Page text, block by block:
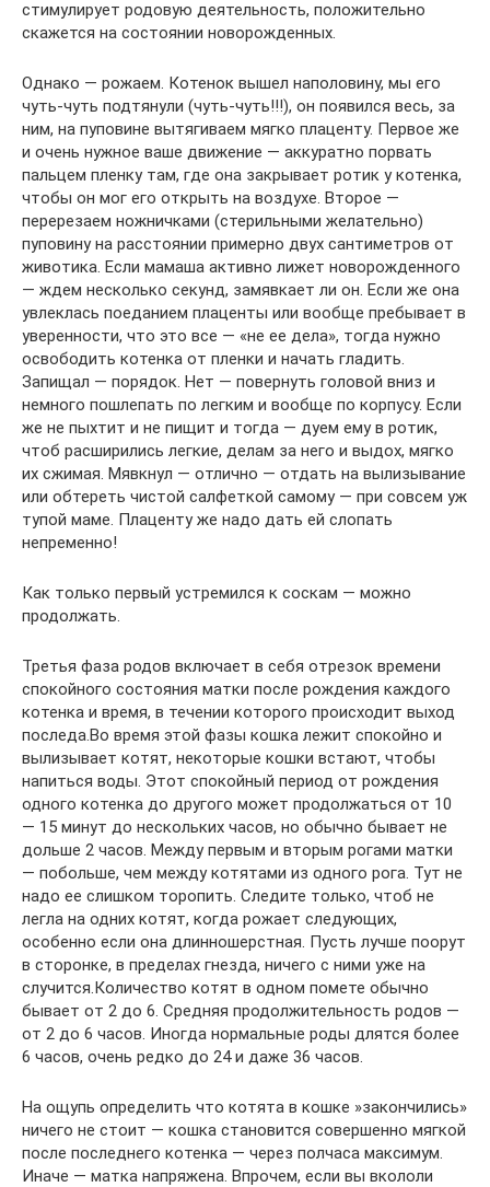
стимулирует родовую деятельность, положительно
скажется на состоянии новорожденных.
Однако — рожаем. Котенок вышел наполовину, мы его
чуть-чуть подтянули (чуть-чуть!!!), он появился весь, за
ним, на пуповине вытягиваем мягко плаценту. Первое же
и очень нужное ваше движение — аккуратно порвать
пальцем пленку там, где она закрывает ротик у котенка,
чтобы он мог его открыть на воздухе. Второе —
перерезаем ножничками (стерильными желательно)
пуповину на расстоянии примерно двух сантиметров от
животика. Если мамаша активно лижет новорожденного
— ждем несколько секунд, замявкает ли он. Если же она
увлеклась поеданием плаценты или вообще пребывает в
уверенности, что это все — «не ее дела», тогда нужно
освободить котенка от пленки и начать гладить.
Запищал — порядок. Нет — повернуть головой вниз и
немного пошлепать по легким и вообще по корпусу. Если
же не пыхтит и не пищит и тогда — дуем ему в ротик,
чтоб расширились легкие, делам за него и выдох, мягко
их сжимая. Мявкнул — отлично — отдать на вылизывание
или обтереть чистой салфеткой самому — при совсем уж
тупой маме. Плаценту же надо дать ей слопать
непременно!
Как только первый устремился к соскам — можно
продолжать.
Третья фаза родов включает в себя отрезок времени
спокойного состояния матки после рождения каждого
котенка и время, в течении которого происходит выход
последа.Во время этой фазы кошка лежит спокойно и
вылизывает котят, некоторые кошки встают, чтобы
напиться воды. Этот спокойный период от рождения
одного котенка до другого может продолжаться от 10
— 15 минут до нескольких часов, но обычно бывает не
дольше 2 часов. Между первым и вторым рогами матки
— побольше, чем между котятами из одного рога. Тут не
надо ее слишком торопить. Следите только, чтоб не
легла на одних котят, когда рожает следующих,
особенно если она длинношерстная. Пусть лучше поорут
в сторонке, в пределах гнезда, ничего с ними уже на
случится.Количество котят в одном помете обычно
бывает от 2 до 6. Средняя продолжительность родов —
от 2 до 6 часов. Иногда нормальные роды длятся более
6 часов, очень редко до 24 и даже 36 часов.
На ощупь определить что котята в кошке »закончились»
ничего не стоит — кошка становится совершенно мягкой
после последнего котенка — через полчаса максимум.
Иначе — матка напряжена. Впрочем, если вы вкололи